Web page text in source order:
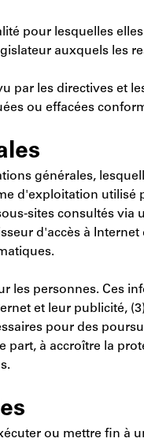
pour lesquelles
auxquels les
par les directives et
ou effacées
générales,
d'exploitation utilisé
sites consultés via
d'accès à
personnes. Ces
et leur publicité,
pour des
à accroître la
ou mettre fin à